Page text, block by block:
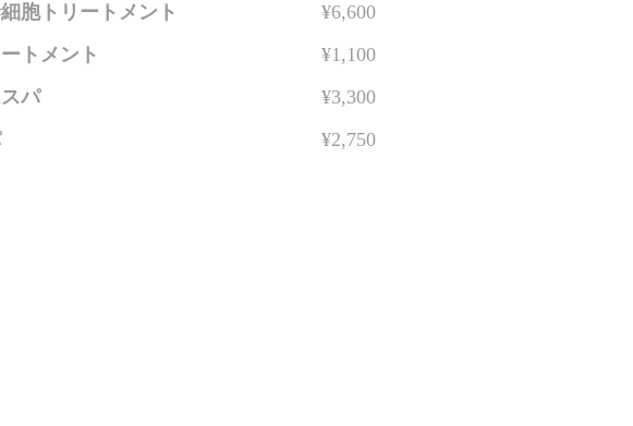
胞トリートメント
¥6,600
トメント
¥1,100
パ
¥3,300
¥2,750